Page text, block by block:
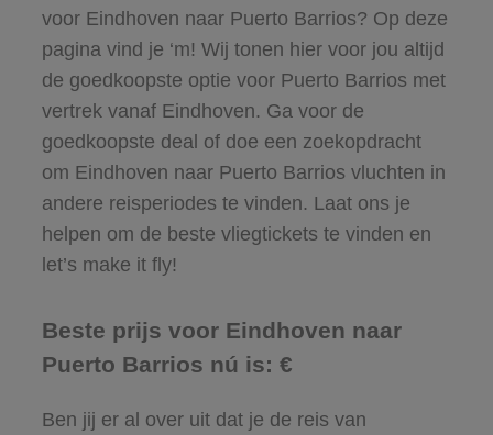
voor Eindhoven naar Puerto Barrios? Op deze
pagina vind je ‘m! Wij tonen hier voor jou altijd
de goedkoopste optie voor Puerto Barrios met
vertrek vanaf Eindhoven. Ga voor de
goedkoopste deal of doe een zoekopdracht
om Eindhoven naar Puerto Barrios vluchten in
andere reisperiodes te vinden. Laat ons je
helpen om de beste vliegtickets te vinden en
let’s make it fly!
Beste prijs voor Eindhoven naar
Puerto Barrios nú is: €
Ben jij er al over uit dat je de reis van